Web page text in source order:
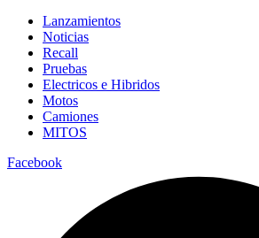
Lanzamientos
Noticias
Recall
Pruebas
Electricos e Hibridos
Motos
Camiones
MITOS
Facebook